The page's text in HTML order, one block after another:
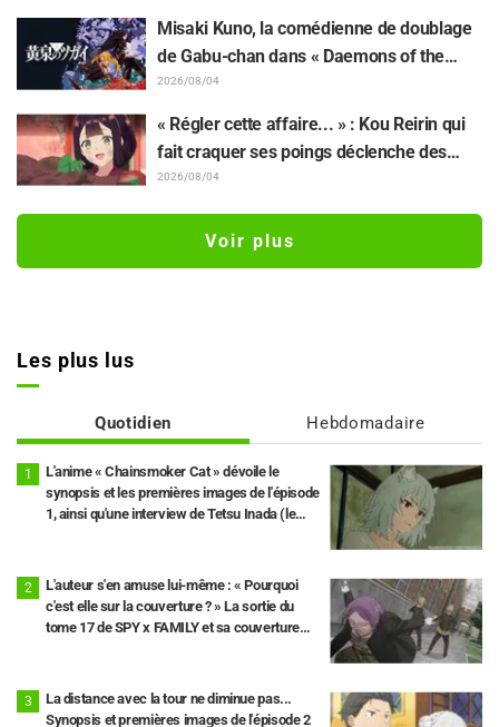
clan dans l'épisode 6 de l'anime «
Jaadugar: A Witch in Mongolia »
Misaki Kuno, la comédienne de doublage
de Gabu-chan dans « Daemons of the
Shadow Realm » : « Je tremblais de tout
mon corps et je pleurais... » Elle révèle les
coulisses de son "interprétation magistrale
et habitée" dans l'épisode 17
2026/08/04
« Régler cette affaire... » : Kou Reirin qui
fait craquer ses poings déclenche des
réactions comme « Quelle tête de mule
4 de « Though I Am an Inept Villainess »
2026/08/04
Voir plus
Les plus lus
Quotidien Hebdomadaire
L'anime « Chainsmoker Cat » dévoile le
synopsis et les premières images de l'épisode
1, ainsi qu'une interview de Tetsu Inada (le
L'auteur s'en amuse lui-même : « Pourquoi
c'est elle sur la couverture ? » La sortie du
tome 17 de SPY x FAMILY et sa couverture
La distance avec la tour ne diminue pas...
Synopsis et premières images de l'épisode 2